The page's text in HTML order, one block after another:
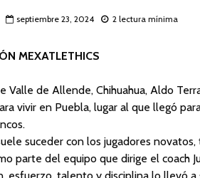
septiembre 23, 2024 2 lectura mínima
MEXATLETHICS
Valle de Allende, Chihuahua, Aldo
vivir en Puebla, lugar al que llegó
suceder con los jugadores
parte del equipo que dirige el coach